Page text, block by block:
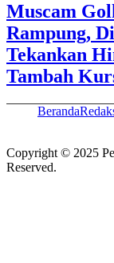
Muscam
Rampung,
Tekankan
Tambah
Beranda
Copyright © 2025
Reserved.